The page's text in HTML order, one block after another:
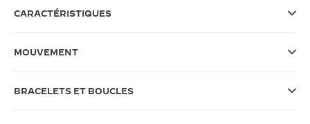
LE PIONNIER DE LA PRÉCISION
CARACTÉRISTIQUES
MOUVEMENT
BRACELETS ET BOUCLES